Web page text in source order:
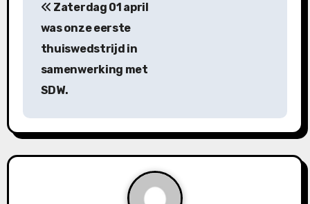
h
t
Zaterdag 01 april
was onze eerste
thuiswedstrijd in
samenwerking met
SDW.